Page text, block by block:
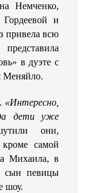
Немченко,
и
привела всю
в дуэте с
Меняйло.
«Интересно,
дети уже
они,
кроме самой
Михаила, в
сын певицы
шоу.